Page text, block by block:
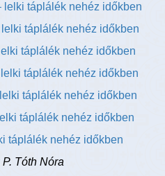
lelki táplálék nehéz időkben
táplálék nehéz időkben
táplálék nehéz időkben
táplálék nehéz időkben
táplálék nehéz időkben
táplálék nehéz időkben
táplálék nehéz időkben
Tóth Nóra